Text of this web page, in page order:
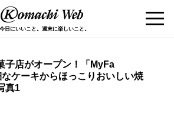
今日にいいこと。週末に楽しいこと。
子店がオープン！「MyFa
ケーキからほっこりおいしい焼
真1